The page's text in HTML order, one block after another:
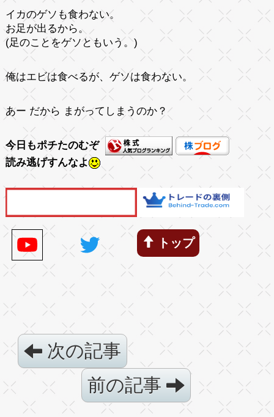
イカのゲソも食わない。
お足が出るから。
(足のことをゲソともいう。)
俺はエビは食べるが、ゲソは食わない。
あー だから まがってしまうのか？
今日もポチたのむぞ
読み逃げすんなよ
トップ
次の記事
前の記事